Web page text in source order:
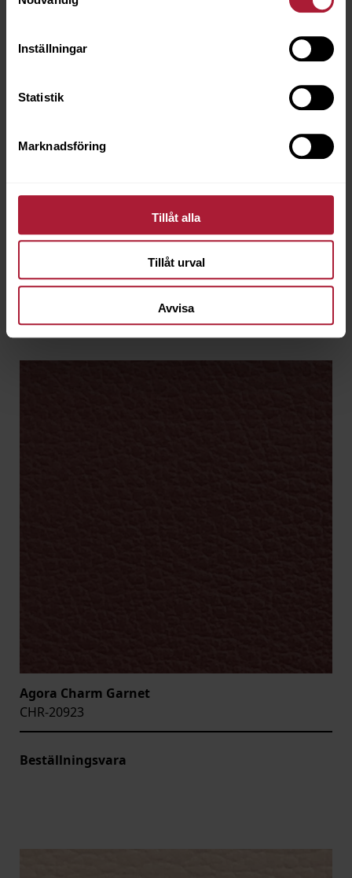
Inställningar
Statistik
Marknadsföring
Tillåt alla
Tillåt urval
Avvisa
Agora Charm Garnet
CHR-20923
Beställningsvara